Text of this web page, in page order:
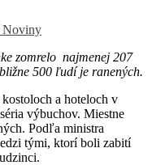
Noviny
zomrelo najmenej 207
500 ľudí je ranených.
a hoteloch v
výbuchov. Miestne
Podľa ministra
tými, ktorí boli zabití